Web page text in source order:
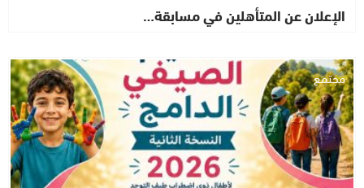
الإعلان عن المتأهلين في مسابقة…
مجتمع